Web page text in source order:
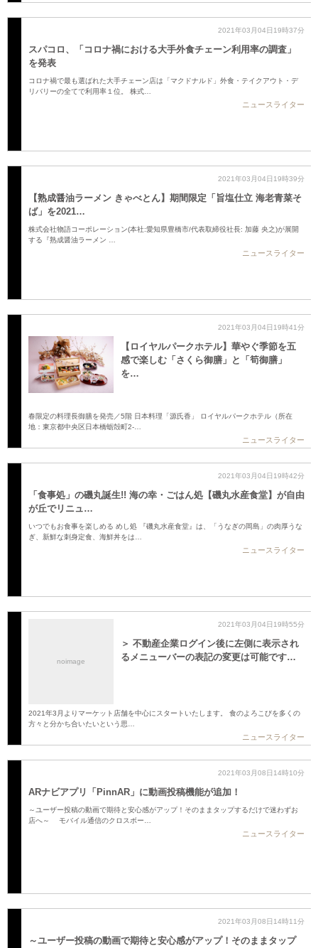
2021年03月04日19時37分
スパコロ、「コロナ禍における大手外食チェーン利用率の調査」
を発表
コロナ禍で最も選ばれた大手チェーン店は「マクドナルド」外食・テイクアウト・デ
リバリーの全てで利用率１位。 株式…
ニュースライター
2021年03月04日19時39分
【熟成醤油ラーメン きゃべとん】期間限定「旨塩仕立 海老青菜そ
ば」を2021…
株式会社物語コーポレーション(本社:愛知県豊橋市/代表取締役社長: 加藤 央之)が展開
する『熟成醤油ラーメン …
ニュースライター
2021年03月04日19時41分
【ロイヤルパークホテル】華やぐ季節を五
感で楽しむ「さくら御膳」と「筍御膳」
を…
春限定の料理長御膳を発売／5階 日本料理「源氏香」 ロイヤルパークホテル（所在
地：東京都中央区日本橋蛎殻町2-…
ニュースライター
2021年03月04日19時42分
「食事処」の磯丸誕生!! 海の幸・ごはん処【磯丸水産食堂】が自由
が丘でリニュ…
いつでもお食事を楽しめる めし処 『磯丸水産食堂』は、「うなぎの岡島」の肉厚うな
ぎ、新鮮な刺身定食、海鮮丼をは…
ニュースライター
noimage
2021年03月04日19時55分
＞ 不動産企業ログイン後に左側に表示され
るメニューバーの表記の変更は可能です…
2021年3月よりマーケット店舗を中心にスタートいたします。 食のよろこびを多くの
方々と分かち合いたいという思…
ニュースライター
2021年03月08日14時10分
ARナビアプリ「PinnAR」に動画投稿機能が追加！
～ユーザー投稿の動画で期待と安心感がアップ！そのままタップするだけで迷わずお
店へ～ モバイル通信のクロスボー…
ニュースライター
2021年03月08日14時11分
～ユーザー投稿の動画で期待と安心感がアップ！そのままタップ